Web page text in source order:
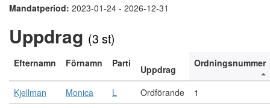
Mandatperiod: 2023-01-24 - 2026-12-31
Uppdrag (3 st)
Efternamn Förnamn Parti
Uppdrag
Ordningsnummer
Kjellman Monica L Ordförande
1